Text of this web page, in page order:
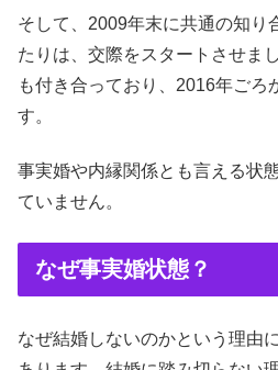
そして、2009年末に共通の知り
たりは、交際をスタートさせま
も付き合っており、2016年ごろ
す。
事実婚や内縁関係とも言える状
ていません。
なぜ事実婚状態？
なぜ結婚しないのかという理由